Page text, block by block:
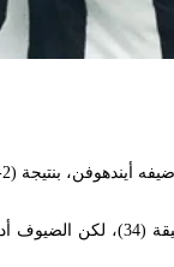
الملحق المؤهل إلى ثمن نهائي دوري أبطال أوروبا.